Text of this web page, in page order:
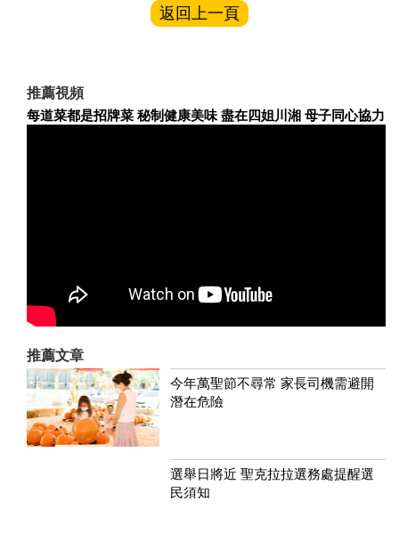
返回上一頁
推薦視頻
每道菜都是招牌菜 秘制健康美味 盡在四姐川湘 母子同心協力
推薦文章
今年萬聖節不尋常 家長司機需避開
潛在危險
選舉日將近 聖克拉拉選務處提醒選
民須知